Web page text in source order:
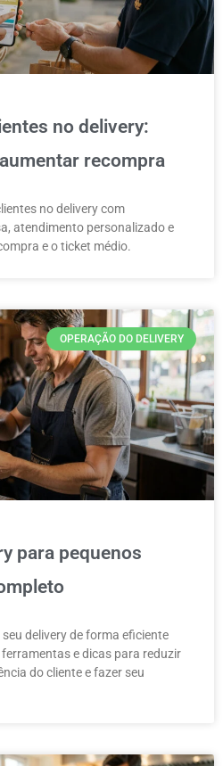
no delivery:
recompra
no delivery com
atendimento personalizado e
e o ticket médio.
OPERAÇÃO DO DELIVERY
para pequenos
delivery de forma eficiente
e dicas para reduzir
do cliente e fazer seu